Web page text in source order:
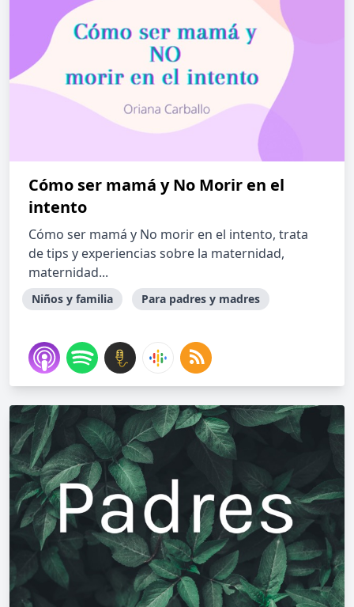
Cómo ser mamá y No Morir en el
intento
Cómo ser mamá y No morir en el intento, trata
de tips y experiencias sobre la maternidad,
maternidad...
Niños y familia Para padres y madres